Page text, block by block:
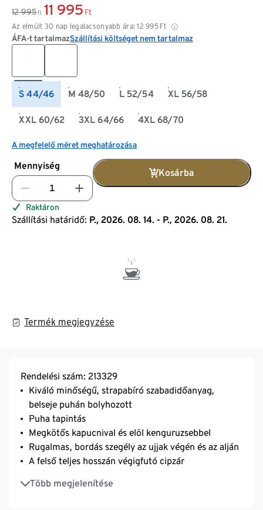
12 995 Ft 11 995 Ft
Az elmúlt 30 nap legalacsonyabb ára: 12 995 Ft
ÁFA-t tartalmazSzállítási költséget nem tartalmaz
S 44/46 M 48/50 L 52/54 XL 56/58
XXL 60/62 3XL 64/66 4XL 68/70
A megfelelő méret meghatározása
Mennyiség
Kosárba
Raktáron
Szállítási határidő: P., 2026. 08. 14. - P., 2026. 08. 21.
Termék megjegyzése
Rendelési szám: 213329
Kiváló minőségű, strapabíró szabadidőanyag,
belseje puhán bolyhozott
Puha tapintás
Megkötős kapucnival és elöl kenguruzsebbel
Rugalmas, bordás szegély az ujjak végén és az alján
A felső teljes hosszán végigfutó cipzár
Több megjelenítése
Újrahasznosított anyaggal